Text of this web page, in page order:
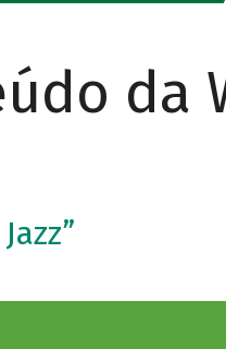
da